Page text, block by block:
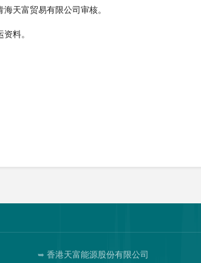
天富贸易有限公司审核。
料。
香港天富能源股份有限公司